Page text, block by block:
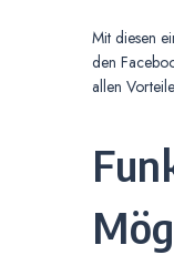
Mit diesen
den
allen